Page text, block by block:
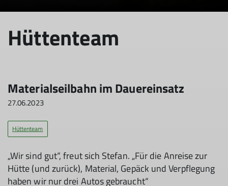
Hüttenteam
Materialseilbahn im Dauereinsatz
27.06.2023
Hüttenteam
„Wir sind gut“, freut sich Stefan. „Für die Anreise zur
Hütte (und zurück), Material, Gepäck und Verpflegung
haben wir nur drei Autos gebraucht“